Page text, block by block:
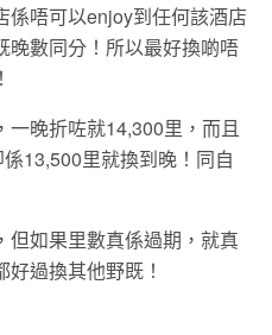
係唔可以enjoy到任何該酒店
晚數同分！所以最好換啲唔
一晚折咗就14,300里，而且
13,500里就換到晚！同自
但如果里數真係過期，就真
過換其他野既！